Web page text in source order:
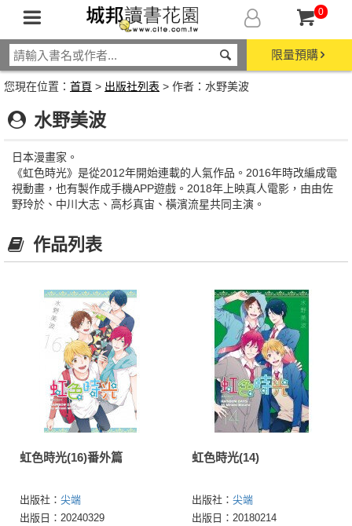
0
限量預購
您現在位置： 首頁 > 出版社列表 > 作者：水野美波
水野美波
日本漫畫家。
《虹色時光》是從2012年開始連載的人氣作品。2016年時改編成電
視動畫，也有製作成手機APP遊戲。2018年上映真人電影，由由佐
野玲於、中川大志、高杉真宙、橫濱流星共同主演。
作品列表
虹色時光(16)番外篇
出版社： 尖端
出版日：20240329
虹色時光(14)
出版社： 尖端
出版日：20180214